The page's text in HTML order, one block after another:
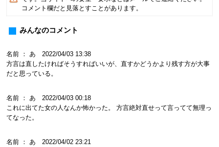
コメント欄だと見落とすことがあります。
みんなのコメント
名前 ： あ 2022/04/03 13:38
方言は直したければそうすればいいが、直すかどうかより残す方が大事
だと思っている。
名前 ： あ 2022/04/03 00:18
これに出てた女の人なんか怖かった。 方言絶対直せって言ってて無理っ
てなった。
名前 ： あ 2022/04/02 23:21